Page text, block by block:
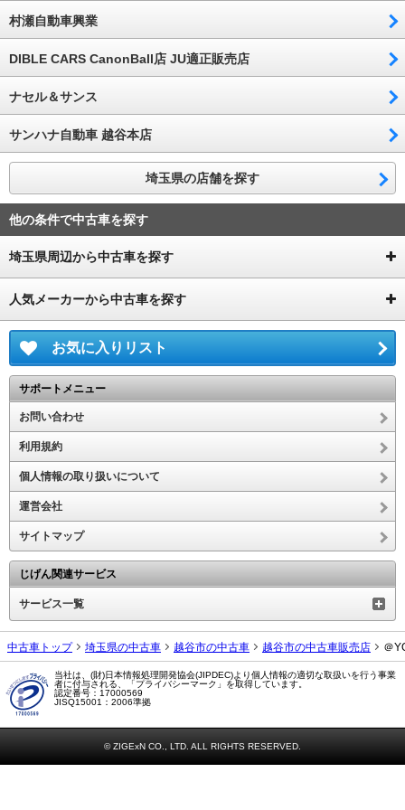
村瀬自動車興業
DIBLE CARS CanonBall店 JU適正販売店
ナセル＆サンス
サンハナ自動車 越谷本店
埼玉県の店舗を探す
他の条件で中古車を探す
埼玉県周辺から中古車を探す
人気メーカーから中古車を探す
お気に入りリスト
サポートメニュー
お問い合わせ
利用規約
個人情報の取り扱いについて
運営会社
サイトマップ
じげん関連サービス
サービス一覧
中古車トップ 埼玉県の中古車 越谷市の中古車 越谷市の中古車販売店 ＠
当社は、(財)日本情報処理開発協会(JIPDEC)より個人情報の適切な取扱いを行う事業
者に付与される、「プライバシーマーク」を取得しています。
認定番号：17000569
JISQ15001：2006準拠
© ZIGExN CO., LTD. ALL RIGHTS RESERVED.